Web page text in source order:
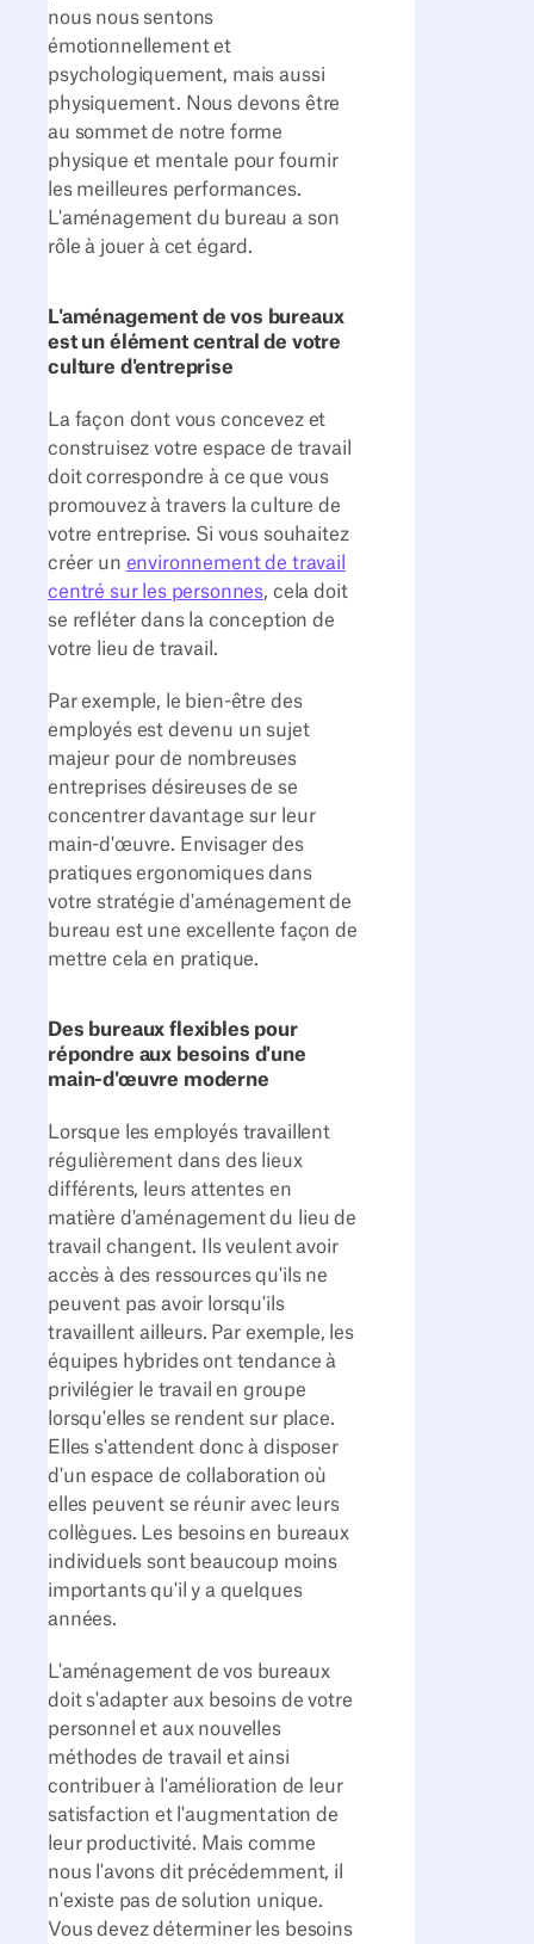
nous nous sentons
émotionnellement et
psychologiquement, mais aussi
physiquement. Nous devons être
au sommet de notre forme
physique et mentale pour fournir
les meilleures performances.
L'aménagement du bureau a son
rôle à jouer à cet égard.
L'aménagement de vos bureaux
est un élément central de votre
culture d'entreprise
La façon dont vous concevez et
construisez votre espace de travail
doit correspondre à ce que vous
promouvez à travers la culture de
votre entreprise. Si vous souhaitez
créer un environnement de travail
centré sur les personnes, cela doit
se refléter dans la conception de
votre lieu de travail.
Par exemple, le bien-être des
employés est devenu un sujet
majeur pour de nombreuses
entreprises désireuses de se
concentrer davantage sur leur
main-d'œuvre. Envisager des
pratiques ergonomiques dans
votre stratégie d'aménagement de
bureau est une excellente façon de
mettre cela en pratique.
Des bureaux flexibles pour
répondre aux besoins d'une
main-d'œuvre moderne
Lorsque les employés travaillent
régulièrement dans des lieux
différents, leurs attentes en
matière d'aménagement du lieu de
travail changent. Ils veulent avoir
accès à des ressources qu'ils ne
peuvent pas avoir lorsqu'ils
travaillent ailleurs. Par exemple, les
équipes hybrides ont tendance à
privilégier le travail en groupe
lorsqu'elles se rendent sur place.
Elles s'attendent donc à disposer
d'un espace de collaboration où
elles peuvent se réunir avec leurs
collègues. Les besoins en bureaux
individuels sont beaucoup moins
importants qu'il y a quelques
années.
L'aménagement de vos bureaux
doit s'adapter aux besoins de votre
personnel et aux nouvelles
méthodes de travail et ainsi
contribuer à l'amélioration de leur
satisfaction et l'augmentation de
leur productivité. Mais comme
nous l'avons dit précédemment, il
n'existe pas de solution unique.
Vous devez déterminer les besoins